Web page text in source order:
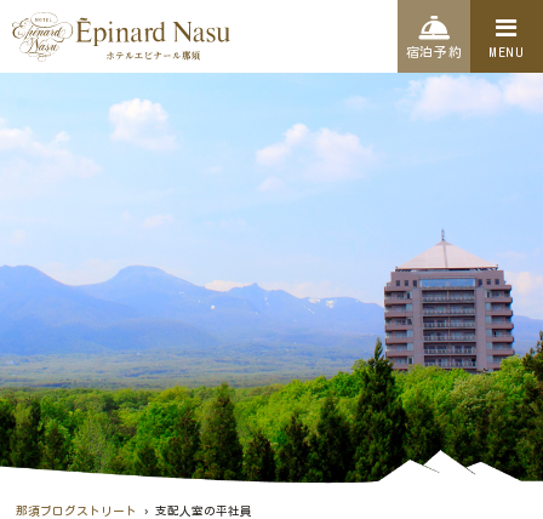
MENU
宿泊予約
那須ブログストリート › 支配人室の平社員